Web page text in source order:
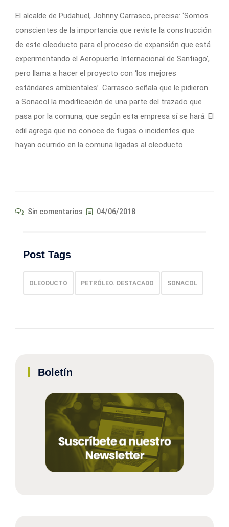
El alcalde de Pudahuel, Johnny Carrasco, precisa: ‘Somos
conscientes de la importancia que reviste la construcción
de este oleoducto para el proceso de expansión que está
experimentando el Aeropuerto Internacional de Santiago’,
pero llama a hacer el proyecto con ‘los mejores
estándares ambientales’. Carrasco señala que le pidieron
a Sonacol la modificación de una parte del trazado que
pasa por la comuna, que según esta empresa sí se hará. El
edil agrega que no conoce de fugas o incidentes que
hayan ocurrido en la comuna ligadas al oleoducto.
Sin comentarios 04/06/2018
Post Tags
OLEODUCTO PETRÓLEO. DESTACADO SONACOL
Boletín